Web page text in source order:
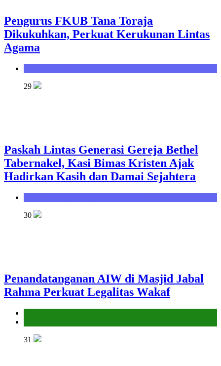
Pengurus FKUB Tana Toraja
Dikukuhkan, Perkuat Kerukunan Lintas
Agama
29
Paskah Lintas Generasi Gereja Bethel
Tabernakel, Kasi Bimas Kristen Ajak
Hadirkan Kasih dan Damai Sejahtera
30
Penandatanganan AIW di Masjid Jabal
Rahma Perkuat Legalitas Wakaf
31